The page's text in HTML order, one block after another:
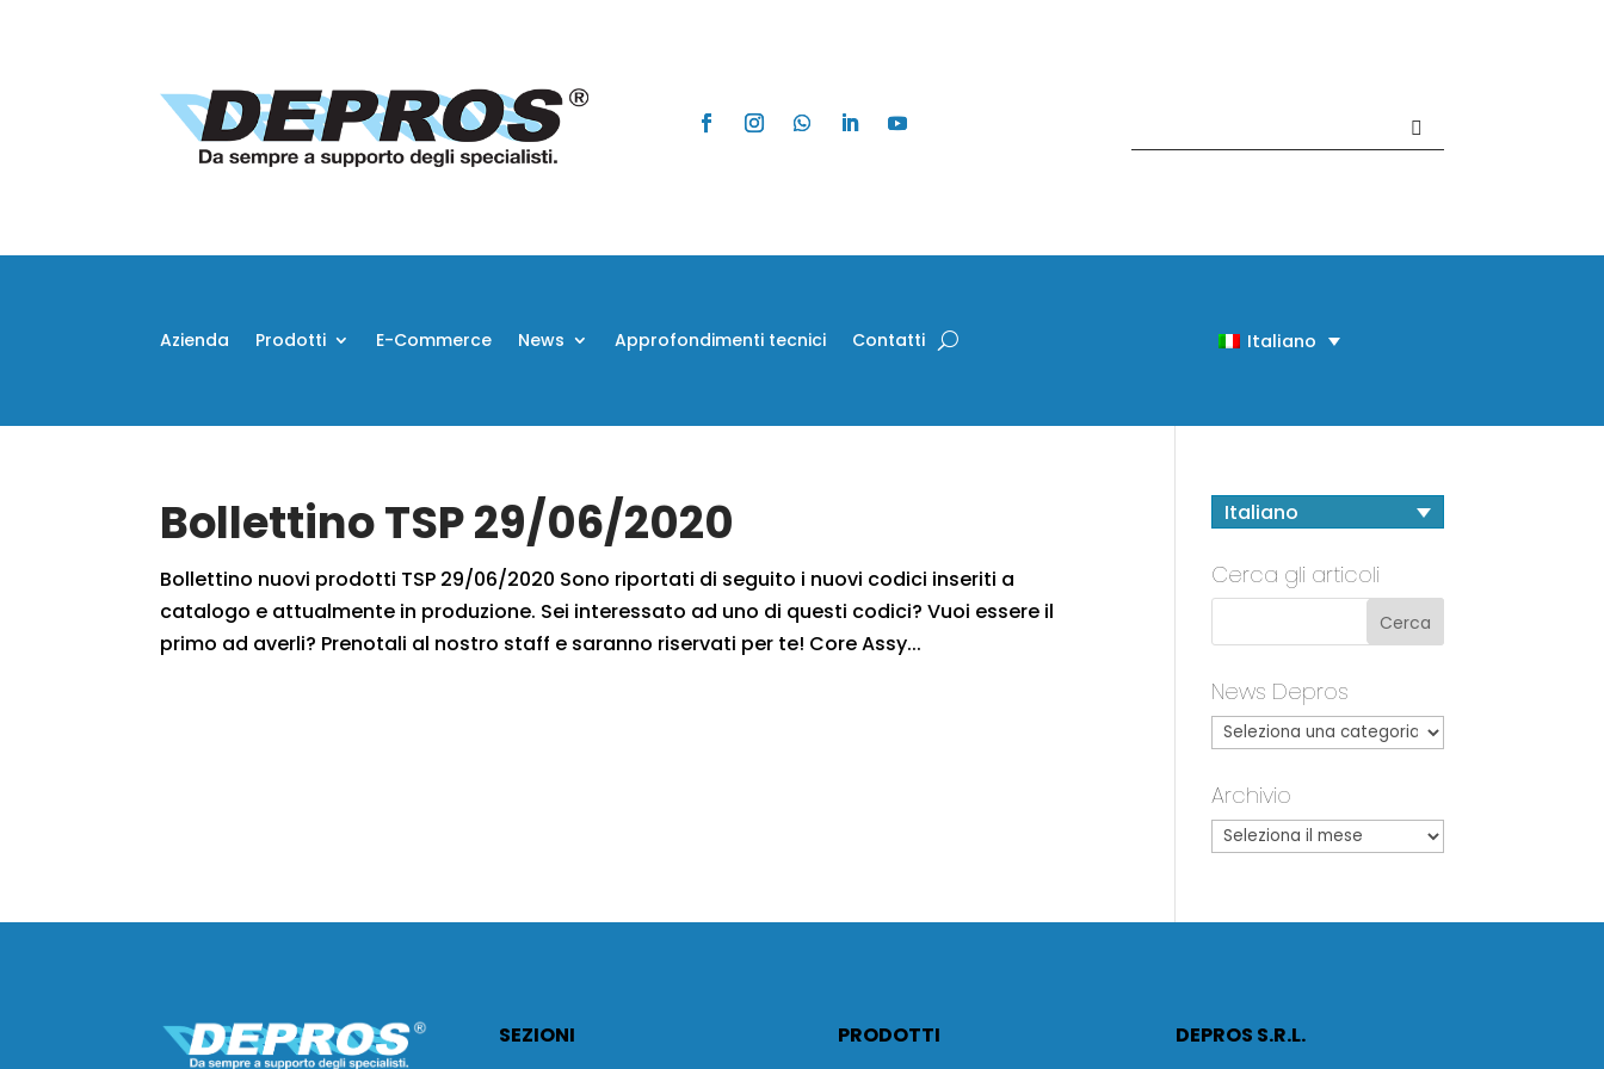
Azienda Prodotti E-Commerce News Approfondimenti tecnici Contatti Italiano
Bollettino TSP 29/06/2020
Bollettino nuovi prodotti TSP 29/06/2020 Sono riportati di seguito i nuovi codici inseriti a
catalogo e attualmente in produzione. Sei interessato ad uno di questi codici? Vuoi essere il
primo ad averli? Prenotali al nostro staff e saranno riservati per te! Core Assy...
Italiano
Cerca gli articoli
News Depros
Archivio
SEZIONI
PRODOTTI
DEPROS S.R.L.